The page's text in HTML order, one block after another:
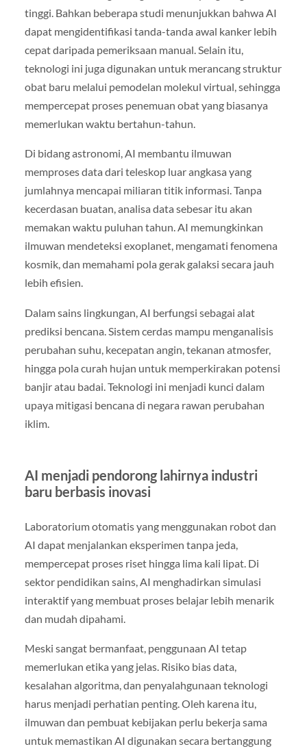
tinggi. Bahkan beberapa studi menunjukkan bahwa AI
dapat mengidentifikasi tanda-tanda awal kanker lebih
cepat daripada pemeriksaan manual. Selain itu,
teknologi ini juga digunakan untuk merancang struktur
obat baru melalui pemodelan molekul virtual, sehingga
mempercepat proses penemuan obat yang biasanya
memerlukan waktu bertahun-tahun.
Di bidang astronomi, AI membantu ilmuwan
memproses data dari teleskop luar angkasa yang
jumlahnya mencapai miliaran titik informasi. Tanpa
kecerdasan buatan, analisa data sebesar itu akan
memakan waktu puluhan tahun. AI memungkinkan
ilmuwan mendeteksi exoplanet, mengamati fenomena
kosmik, dan memahami pola gerak galaksi secara jauh
lebih efisien.
Dalam sains lingkungan, AI berfungsi sebagai alat
prediksi bencana. Sistem cerdas mampu menganalisis
perubahan suhu, kecepatan angin, tekanan atmosfer,
hingga pola curah hujan untuk memperkirakan potensi
banjir atau badai. Teknologi ini menjadi kunci dalam
upaya mitigasi bencana di negara rawan perubahan
iklim.
AI menjadi pendorong lahirnya industri
baru berbasis inovasi
Laboratorium otomatis yang menggunakan robot dan
AI dapat menjalankan eksperimen tanpa jeda,
mempercepat proses riset hingga lima kali lipat. Di
sektor pendidikan sains, AI menghadirkan simulasi
interaktif yang membuat proses belajar lebih menarik
dan mudah dipahami.
Meski sangat bermanfaat, penggunaan AI tetap
memerlukan etika yang jelas. Risiko bias data,
kesalahan algoritma, dan penyalahgunaan teknologi
harus menjadi perhatian penting. Oleh karena itu,
ilmuwan dan pembuat kebijakan perlu bekerja sama
untuk memastikan AI digunakan secara bertanggung